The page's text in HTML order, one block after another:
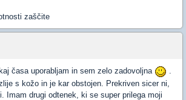
zaščite
časa uporabljam in sem zelo zadovoljna
.
s kožo in je kar obstojen. Prekriven sicer ni,
Imam drugi odtenek, ki se super prilega moji